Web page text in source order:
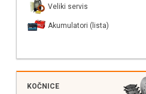
Veliki servis
Akumulatori (lista)
KOČNICE